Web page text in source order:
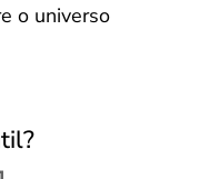
o universo